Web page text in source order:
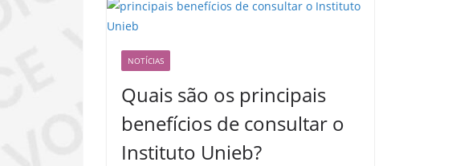
NOTÍCIAS
Quais são os principais
benefícios de consultar o
Instituto Unieb?